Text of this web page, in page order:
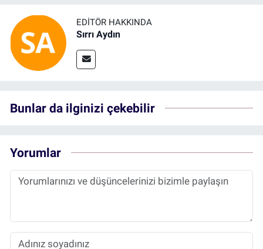
EDITÖR HAKKINDA
Sırrı Aydın
Bunlar da ilginizi çekebilir
Yorumlar